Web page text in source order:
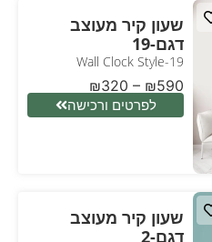
שעון קיר מעוצב
דגם-19
Wall Clock Style-19
₪320 – ₪590
לפרטים ורכישה
שעון קיר מעוצב
דגם-2